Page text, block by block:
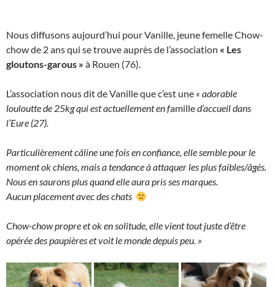
Nous diffusons aujourd’hui pour Vanille, jeune femelle Chow-
chow de 2 ans qui se trouve auprès de l’association « Les
gloutons-garous » à Rouen (76).
L’association nous dit de Vanille que c’est une « adorable
louloutte de 25kg qui est actuellement en familled’accueil dans
l’Eure (27).
Particulièrement câline une fois en confiance, elle semble pour le
moment ok chiens, mais a tendance à attaquer les plus faibles/âgés.
Nous en saurons plus quand elle aura pris ses marques.
Aucun placement avec des chats
Chow-chow propre et ok en solitude, elle vient tout juste d’être
opérée des paupières et voit le monde depuis peu. »